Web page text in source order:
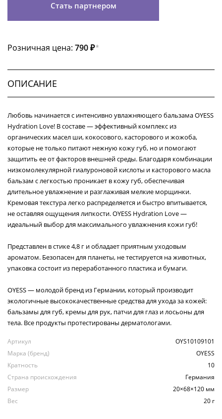
Стать партнером
Розничная цена: 790 ₽*
ОПИСАНИЕ
Любовь начинается с интенсивно увлажняющего бальзама OYESS
Hydration Love! В составе — эффективный комплекс из
органических масел ши, кокосового, касторового и жожоба,
которые не только питают нежную кожу губ, но и помогают
защитить ее от факторов внешней среды. Благодаря комбинации
низкомолекулярной гиалуроновой кислоты и касторового масла
бальзам с легкостью проникает в кожу губ, обеспечивая
длительное увлажнение и разглаживая мелкие морщинки.
Кремовая текстура легко распределяется и быстро впитывается,
не оставляя ощущения липкости. OYESS Hydration Love —
идеальный выбор для максимального увлажнения кожи губ!
Представлен в стике 4,8 г и обладает приятным уходовым
ароматом. Безопасен для планеты, не тестируется на животных,
упаковка состоит из переработанного пластика и бумаги.
OYESS — молодой бренд из Германии, который производит
экологичные высококачественные средства для ухода за кожей:
бальзамы для губ, кремы для рук, патчи для глаз и лосьоны для
тела. Все продукты протестированы дерматологами.
Артикул
OYS10109101
Марка (бренд)
OYESS
Кратность
10
Страна происхождения
Германия
Размер
20×68×120 мм
Вес
20 г